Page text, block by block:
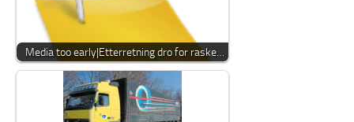
Media too early|Etterretning dro for raske…